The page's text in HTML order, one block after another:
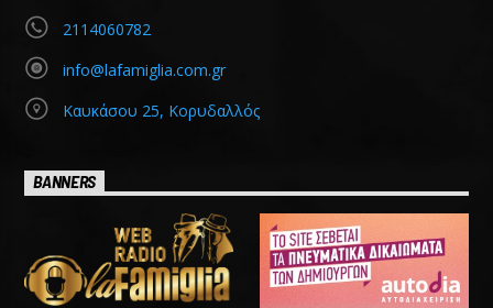
2114060782
info@lafamiglia.com.gr
Καυκάσου 25, Κορυδαλλός
BANNERS